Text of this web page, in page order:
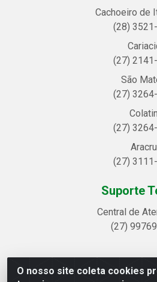
O nosso site coleta cookies
Cachoeiro de
(28)
(27)
São
(27)
(27)
(27)
Suporte
Central de
(27)
Linhavix Distribuidora LTDA -